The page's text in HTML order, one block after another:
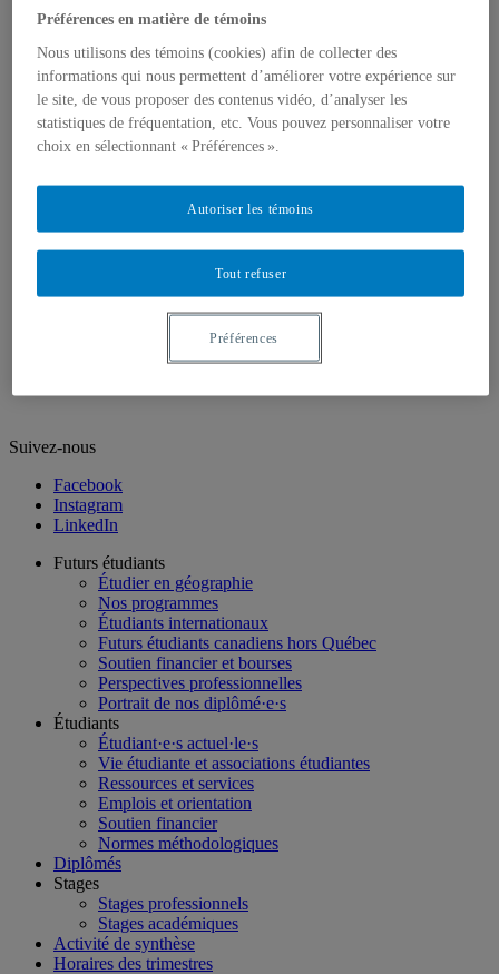
Doctorat en géographie
Directions des programmes
Corps enseignant
Professeur.e.s régulie.è.r.e.s
Professeur.e.s associé.e.s
Professeur.e.s invité.e.s
Chargé.e.s de cours de géographie
Recherche
Régles d’éthique
Axes de recherche
Publications
Mémoires et thèses
Géographie à UQAM.tv
Suivez-nous
Facebook
Instagram
LinkedIn
Futurs étudiants
Étudier en géographie
Nos programmes
Étudiants internationaux
Futurs étudiants canadiens hors Québec
Soutien financier et bourses
Perspectives professionnelles
Portrait de nos diplômé·e·s
Étudiants
Étudiant·e·s actuel·le·s
Vie étudiante et associations étudiantes
Ressources et services
Emplois et orientation
Soutien financier
Normes méthodologiques
Diplômés
Stages
Stages professionnels
Stages académiques
Activité de synthèse
Horaires des trimestres
Préférences en matière de témoins
Nous utilisons des témoins (cookies) afin de collecter des
informations qui nous permettent d’améliorer votre expérience sur
le site, de vous proposer des contenus vidéo, d’analyser les
statistiques de fréquentation, etc. Vous pouvez personnaliser votre
choix en sélectionnant « Préférences ».
Tout refuser
Autoriser les témoins
Préférences